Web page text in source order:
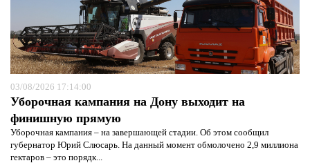
03/08/2026 17:14:00
Уборочная кампания на Дону выходит на
финишную прямую
Уборочная кампания – на завершающей стадии. Об этом сообщил
губернатор Юрий Слюсарь. На данный момент обмолочено 2,9 миллиона
гектаров – это порядк...